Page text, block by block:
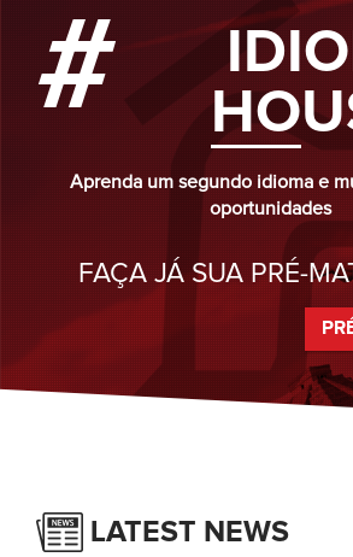
#
HO
Aprenda um segundo idioma e
oportunidades
FAÇA JÁ SUA PRÉ-
LATEST NEWS